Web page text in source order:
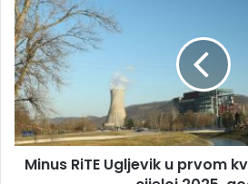
m
a
i
l
a
d
r
e
i
n
u
s
R
i
T
E
Minus RiTE Ugljevik u prvom